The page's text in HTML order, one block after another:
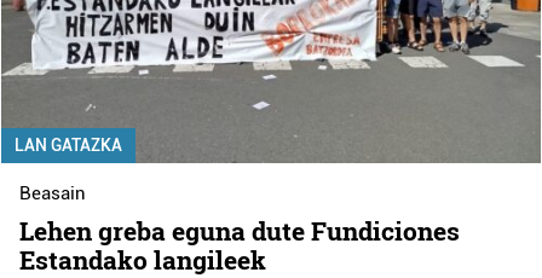
LAN GATAZKA
Beasain
Lehen greba eguna dute Fundiciones
Estandako langileek